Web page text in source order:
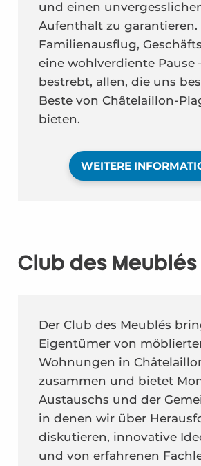
und einen
Aufenthalt zu garantieren.
Familienausflug,
eine wohlverdiente Pause
bestrebt, allen, die uns
Beste von Châtelaillon-
bieten.
WEITERE
Club des Meublés
Der Club des Meublés
Eigentümer von
Wohnungen in
zusammen und bietet
Austauschs und der
in denen wir über
diskutieren, innovative
und von erfahrenen